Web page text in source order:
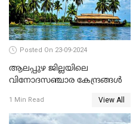
Posted On 23-09-2024
ആലപ്പുഴ ജില്ലയിലെ
വിനോദസഞ്ചാര കേന്ദ്രങ്ങൾ
1 Min Read View All